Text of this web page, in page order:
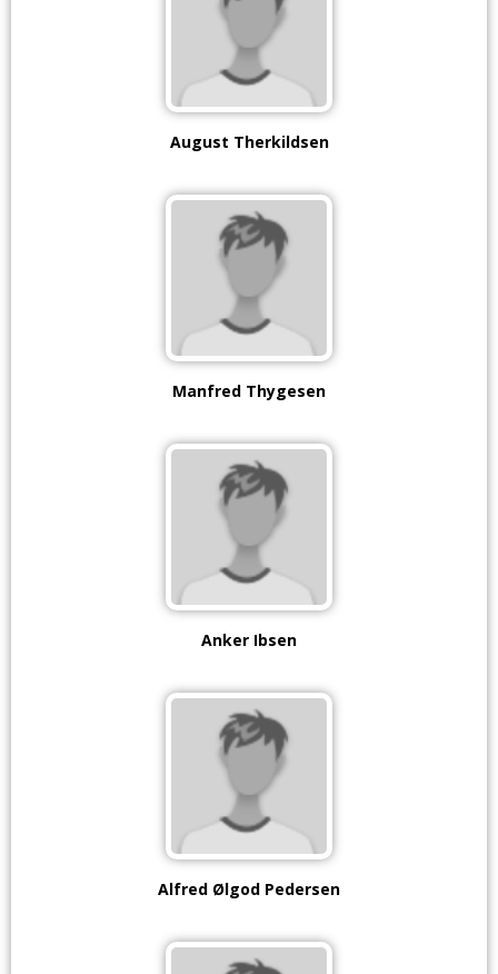
August Therkildsen
Manfred Thygesen
Anker Ibsen
Alfred Ølgod Pedersen